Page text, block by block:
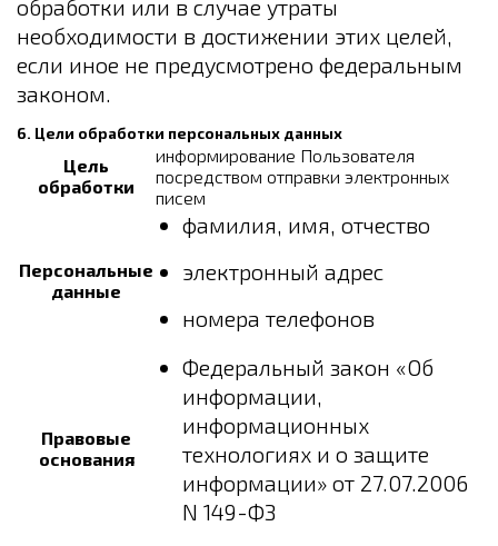
обработки или в случае утраты
необходимости в достижении этих целей,
если иное не предусмотрено федеральным
законом.
6. Цели обработки персональных данных
Цель
обработки
информирование Пользователя
посредством отправки электронных
писем
Персональные
данные
фамилия, имя, отчество
электронный адрес
номера телефонов
Правовые
основания
Федеральный закон «Об
информации,
информационных
технологиях и о защите
информации» от 27.07.2006
N 149-ФЗ